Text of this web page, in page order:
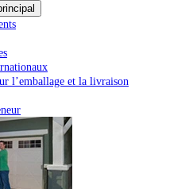
l’emballage et la livraison